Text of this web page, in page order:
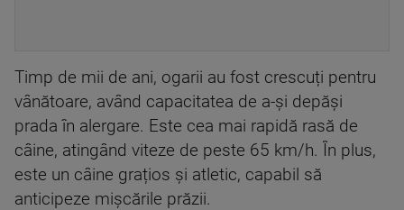
Timp de mii de ani, ogarii au fost crescuți pentru
vânătoare, având capacitatea de a-și depăși
prada în alergare. Este cea mai rapidă rasă de
câine, atingând viteze de peste 65 km/h. În plus,
este un câine grațios și atletic, capabil să
anticipeze mișcările prăzii.